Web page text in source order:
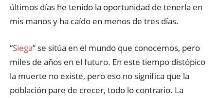
últimos días he tenido la oportunidad de tenerla en
mis manos y ha caído en menos de tres días.
“Siega” se sitúa en el mundo que conocemos, pero
miles de años en el futuro. En este tiempo distópico
la muerte no existe, pero eso no significa que la
población pare de crecer, todo lo contrario. La